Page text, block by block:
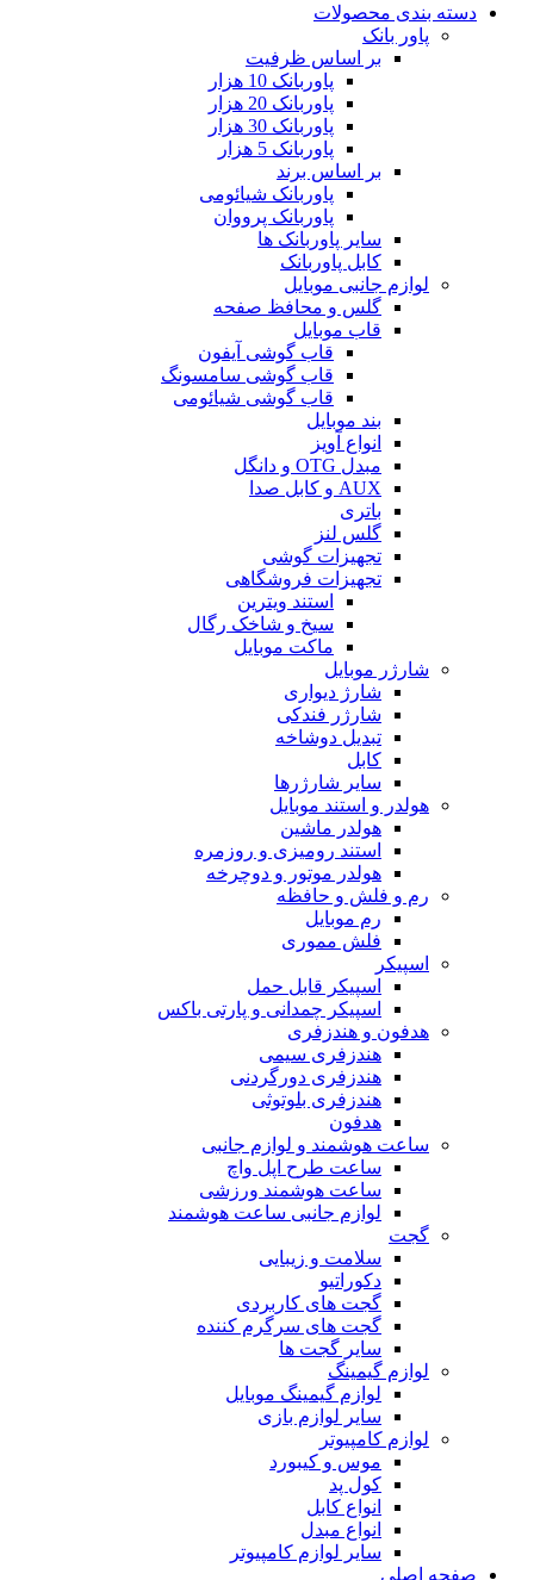
دسته بندی محصولات
پاور بانک
بر اساس ظرفیت
پاوربانک 10 هزار
پاوربانک 20 هزار
پاوربانک 30 هزار
پاوربانک 5 هزار
بر اساس برند
پاوربانک شیائومی
پاوربانک پرووان
سایر پاوربانک ها
کابل پاوربانک
لوازم جانبی موبایل
گلس و محافظ صفحه
قاب موبایل
قاب گوشی آیفون
قاب گوشی سامسونگ
قاب گوشی شیائومی
بند موبایل
انواع آویز
مبدل OTG و دانگل
AUX و کابل صدا
باتری
گلس لنز
تجهیزات گوشی
تجهیزات فروشگاهی
استند ویترین
سیخ و شاخک رگال
ماکت موبایل
شارژر موبایل
شارژ دیواری
شارژر فندکی
تبدیل دوشاخه
کابل
سایر شارژرها
هولدر و استند موبایل
هولدر ماشین
استند رومیزی و روزمره
هولدر موتور و دوچرخه
رم و فلش و حافظه
رم موبایل
فلش مموری
اسپیکر
اسپیکر قابل حمل
اسپیکر چمدانی و پارتی باکس
هدفون و هندزفری
هندزفری سیمی
هندزفری دورگردنی
هندزفری بلوتوثی
هدفون
ساعت هوشمند و لوازم جانبی
ساعت طرح اپل واچ
ساعت هوشمند ورزشی
لوازم جانبی ساعت هوشمند
گجت
سلامت و زیبایی
دکوراتیو
گجت های کاربردی
گجت های سرگرم کننده
سایر گجت ها
لوازم گیمینگ
لوازم گیمینگ موبایل
سایر لوازم بازی
لوازم کامپیوتر
موس و کیبورد
کول پد
انواع کابل
انواع مبدل
سایر لوازم کامپیوتر
صفحه اصلی